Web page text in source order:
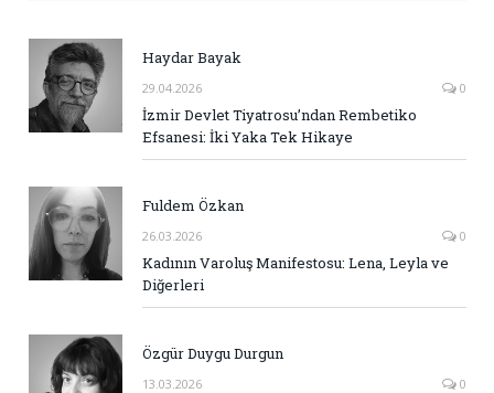
Haydar Bayak
29.04.2026 0
İzmir Devlet Tiyatrosu’ndan Rembetiko
Efsanesi: İki Yaka Tek Hikaye
Fuldem Özkan
26.03.2026 0
Kadının Varoluş Manifestosu: Lena, Leyla ve
Diğerleri
Özgür Duygu Durgun
13.03.2026 0